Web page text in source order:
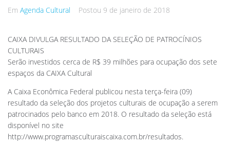
Em Agenda Cultural Postou 9 de janeiro de 2018
CAIXA DIVULGA RESULTADO DA SELEÇÃO DE PATROCÍNIOS
CULTURAIS
Serão investidos cerca de R$ 39 milhões para ocupação dos sete
espaços da CAIXA Cultural
A Caixa Econômica Federal publicou nesta terça-feira (09)
resultado da seleção dos projetos culturais de ocupação a serem
patrocinados pelo banco em 2018. O resultado da seleção está
disponível no site
http://www.programasculturaiscaixa.com.br/resultados.